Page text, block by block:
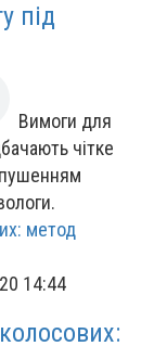
під
Вимоги для
чітке
14:44